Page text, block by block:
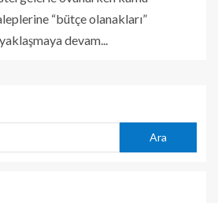
“bütçe olanakları”
devam...
Ara